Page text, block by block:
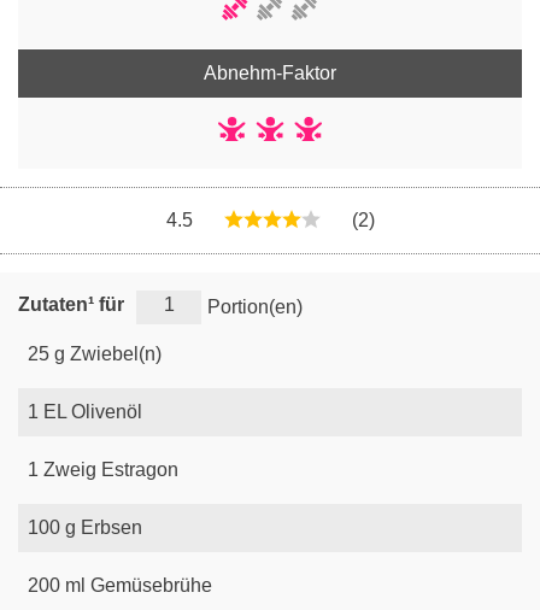
Abnehm-Faktor
4.5 (2)
Zutaten¹ für Portion(en)
25 g Zwiebel(n)
1 EL Olivenöl
1 Zweig Estragon
100 g Erbsen
200 ml Gemüsebrühe